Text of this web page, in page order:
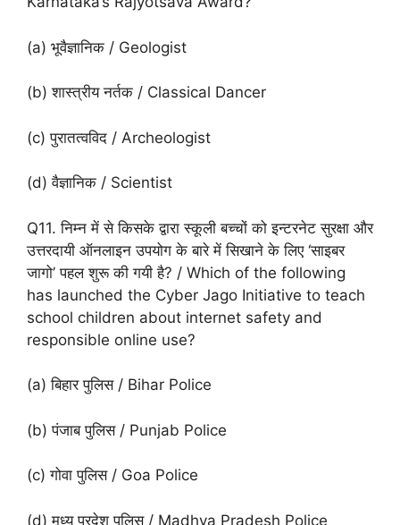
(a) भूवैज्ञानिक / Geologist
(b) शास्त्रीय नर्तक / Classical Dancer
(c) पुरातत्वविद / Archeologist
(d) वैज्ञानिक / Scientist
Q11. निम्न में से किसके द्वारा स्कूली बच्चों को इन्टरनेट सुरक्षा और
उत्तरदायी ऑनलाइन उपयोग के बारे में सिखाने के लिए ‘साइबर
जागो’ पहल शुरू की गयी है? / Which of the following
has launched the Cyber ​​Jago Initiative to teach
school children about internet safety and
responsible online use?
(a) बिहार पुलिस / Bihar Police
(b) पंजाब पुलिस / Punjab Police
(c) गोवा पुलिस / Goa Police
(d) मध्य प्रदेश पुलिस / Madhya Pradesh Police